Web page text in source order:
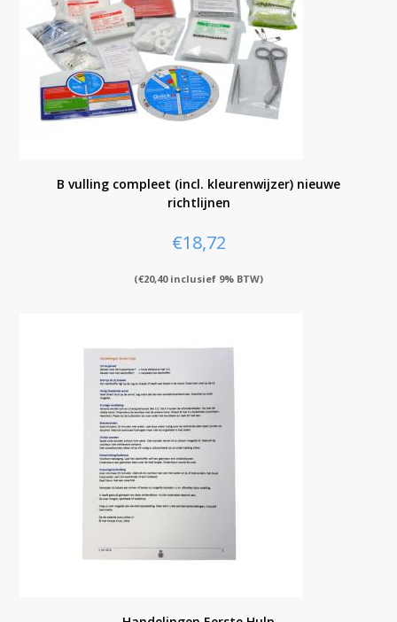
B vulling compleet (incl. kleurenwijzer) nieuwe
richtlijnen
€18,72
(€20,40inclusief 9% BTW)